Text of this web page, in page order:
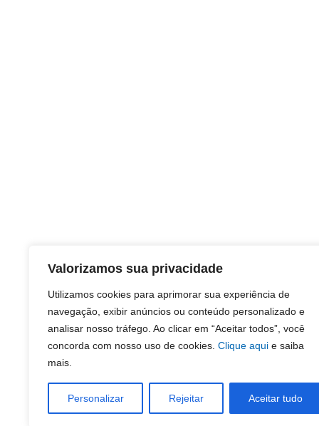
Valorizamos sua privacidade
Utilizamos cookies para aprimorar sua experiência de
navegação, exibir anúncios ou conteúdo personalizado e
analisar nosso tráfego. Ao clicar em “Aceitar todos”, você
concorda com nosso uso de cookies. Clique aqui e saiba
mais.
Personalizar Rejeitar Aceitar tudo